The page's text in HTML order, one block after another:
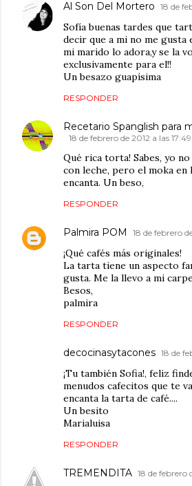
Al Son Del Mortero 18 de
Sofía buenas tardes que
decir que a mi no me gusta
mi marido lo adora,y se la
exclusivamente para el!!
Un besazo guapísima
RESPONDER
Recetario Spanglish para
18 de febrero de 2012 a las 17:49
Qué rica torta! Sabes, yo
con leche, pero el moka en
encanta. Un beso,
RESPONDER
Palmira POM 18 de febrero
¡Qué cafés más originales!
La tarta tiene un aspecto
gusta. Me la llevo a mi
Besos,
palmira
RESPONDER
decocinasytacones 18 de
¡Tu también Sofia!, feliz
menudos cafecitos que te
encanta la tarta de café....
Un besito
Marialuisa
RESPONDER
TREMENDITA 18 de febrero